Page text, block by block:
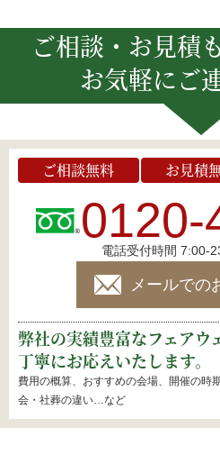
ご相談・お見積
お気軽にご
ご相談無料 お見積
0120-
電話受付時間 7:00-
メールでの
弊社の実績豊富なフェアウ
丁寧にお応えいたします。
費用の概算、おすすめの会場、開催の時
会・社葬の違い…など